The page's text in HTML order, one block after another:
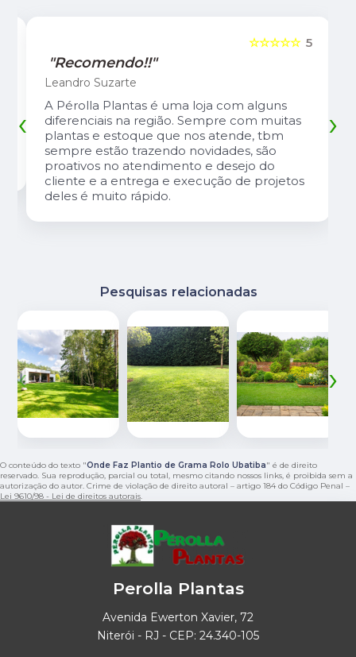
5
☆☆☆☆☆
"Recomendo!!"
Leandro Suzarte
A Pérolla Plantas é uma loja com alguns
diferenciais na região. Sempre com muitas
plantas e estoque que nos atende, tbm
sempre estão trazendo novidades, são
proativos no atendimento e desejo do
cliente e a entrega e execução de projetos
deles é muito rápido.
‹ ›
Pesquisas relacionadas
‹ ›
O conteúdo do texto "Onde Faz Plantio de Grama Rolo Ubatiba" é de direito
reservado. Sua reprodução, parcial ou total, mesmo citando nossos links, é proibida sem a
autorização do autor. Crime de violação de direito autoral – artigo 184 do Código Penal –
Lei 9610/98 - Lei de direitos autorais.
Perolla Plantas
Avenida Ewerton Xavier, 72
Niterói - RJ - CEP: 24.340-105